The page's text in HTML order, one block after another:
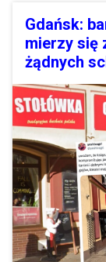
Gdańsk:
mierzy się
żądnych